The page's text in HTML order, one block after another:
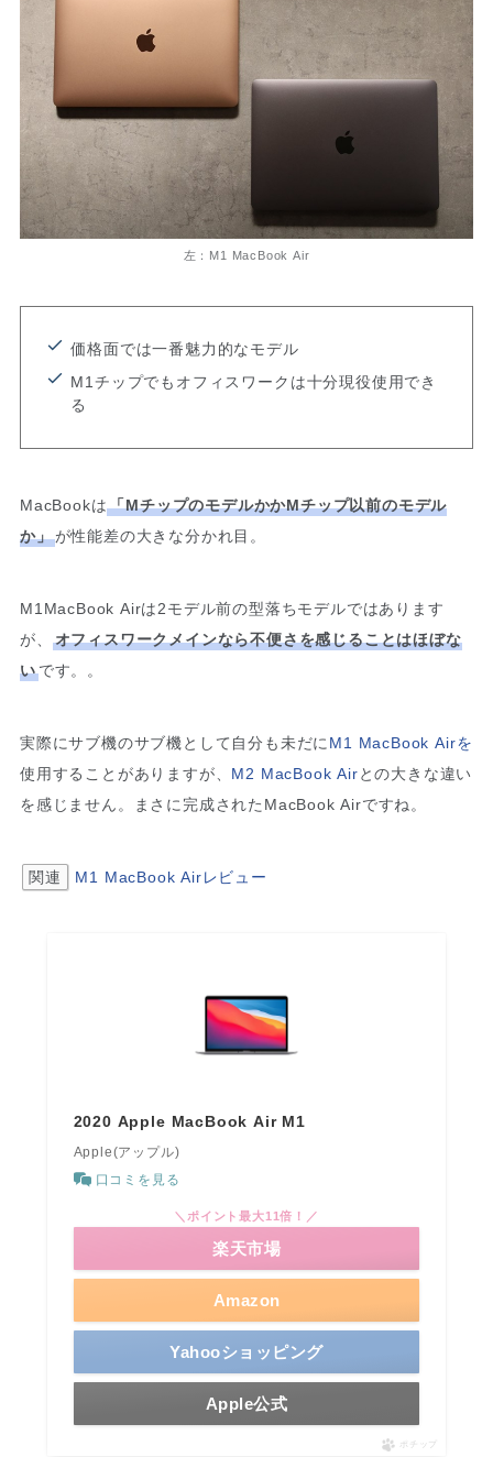
左：M1 MacBook Air
価格面では一番魅力的なモデル
M1チップでもオフィスワークは十分現役使用でき
る
MacBookは「MチップのモデルかかMチップ以前のモデル
か」が性能差の大きな分かれ目。
M1MacBook Airは2モデル前の型落ちモデルではあります
が、
オフィスワークメインなら不便さを感じることはほぼな
いです。。
実際にサブ機のサブ機として自分も未だに M1 MacBook Airを
使用することがありますが、 M2 MacBook Airとの大きな違い
を感じません。まさに完成されたMacBook Airですね。
関連 M1 MacBook Airレビュー
2020 Apple MacBook Air M1
Apple(アップル)
口コミを見る
Amazon
＼ポイント最大11倍！／
楽天市場
Yahooショッピング
Apple公式
ポチップ